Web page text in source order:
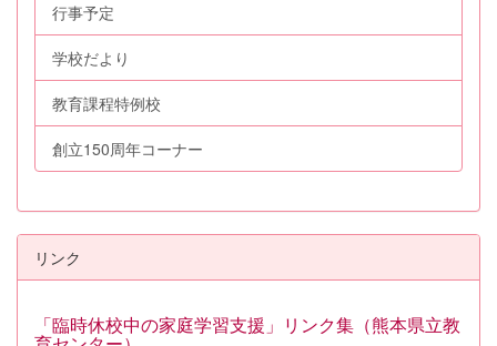
行事予定
学校だより
教育課程特例校
創立150周年コーナー
リンク
「臨時休校中の家庭学習支援」リンク集（熊本県立教